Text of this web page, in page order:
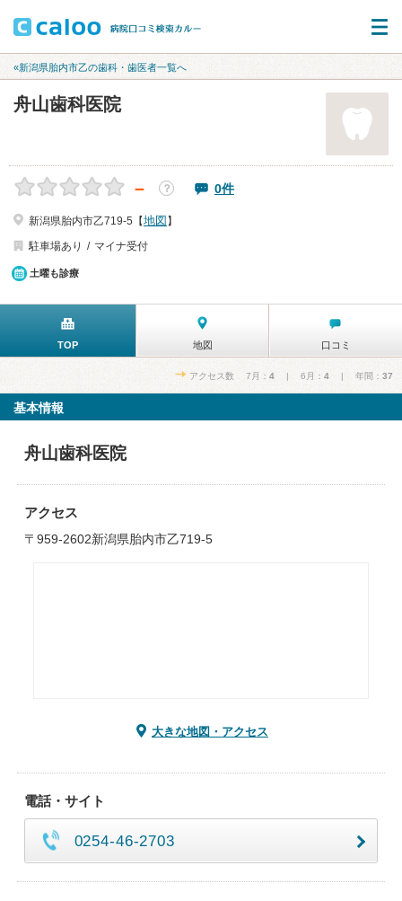
«新潟県胎内市乙の歯科・歯医者一覧へ
舟山歯科医院
－ ？ 0件
新潟県胎内市乙719-5【地図 】
駐車場あり
マイナ受付
土曜も診療
TOP 地図 口コミ
アクセス数 7月： 4 | 6月： 4 | 年間： 37
基本情報
舟山歯科医院
アクセス
〒959-2602新潟県胎内市乙719-5
大きな地図・アクセス
電話・サイト
0254-46-2703